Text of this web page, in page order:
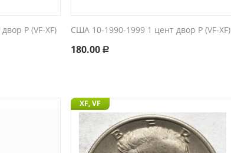
P (VF-XF) США 10-1990-1999 1 цент двор P (VF-XF)
180.00 Р
XF, VF